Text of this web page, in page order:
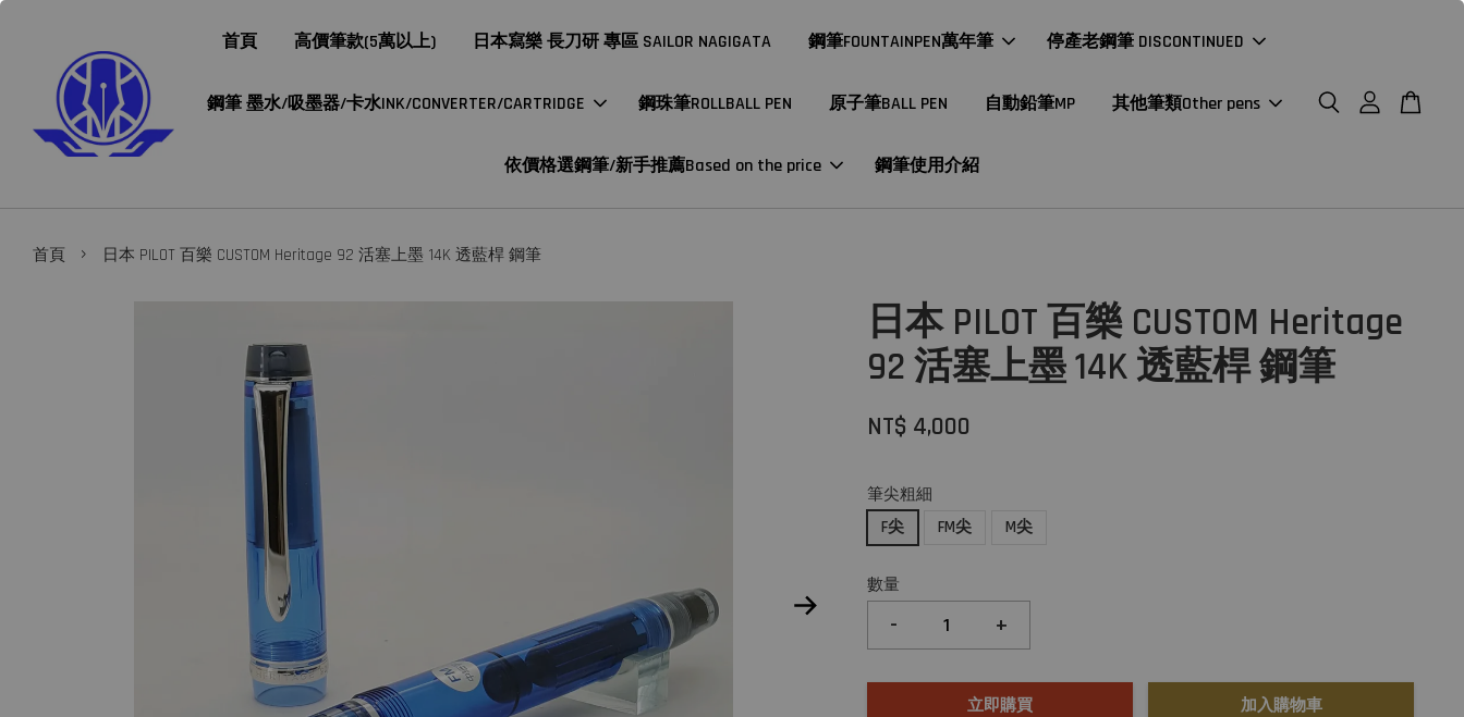
首頁 高價筆款(5萬以上) 日本寫樂 長刀研 專區 SAILOR NAGIGATA 鋼筆FOUNTAINPEN萬年筆 停產老鋼筆 DISCONTINUED
鋼筆 墨水/吸墨器/卡水INK/CONVERTER/CARTRIDGE 鋼珠筆ROLLBALL PEN 原子筆BALL PEN 自動鉛筆MP 其他筆類Other pens
依價格選鋼筆/新手推薦Based on the price 鋼筆使用介紹
首頁 › 日本 PILOT 百樂 CUSTOM Heritage 92 活塞上墨 14K 透藍桿 鋼筆
日本 PILOT 百樂 CUSTOM Heritage
92 活塞上墨 14K 透藍桿 鋼筆
NT$ 4,000
筆尖粗細
F尖
FM尖 M尖
數量
- +
立即購買 加入購物車